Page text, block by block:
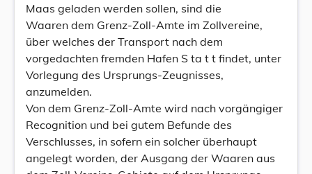
Maas geladen werden sollen, sind die
Waaren dem Grenz-Zoll-Amte im Zollvereine,
über welches der Transport nach dem
vorgedachten fremden Hafen S ta t t findet, unter
Vorlegung des Ursprungs-Zeugnisses,
anzumelden.
Von dem Grenz-Zoll-Amte wird nach vorgängiger
Recognition und bei gutem Befunde des
Verschlusses, in sofern ein solcher überhaupt
angelegt worden, der Ausgang der Waaren aus